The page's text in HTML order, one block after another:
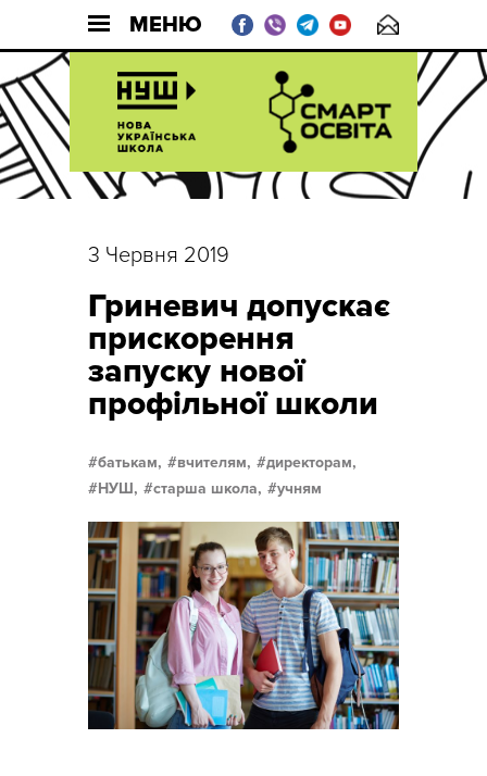
МЕНЮ
3 Червня 2019
Гриневич допускає
прискорення
запуску нової
профільної школи
батькам, вчителям,
директорам,
НУШ,
старша школа, учням